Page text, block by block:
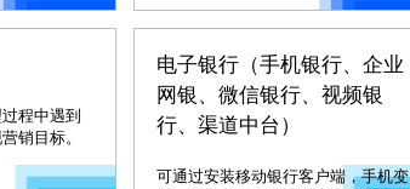
程中遇到
销目标。
电子银行（手机银行、企业
网银、微信银行、视频银
行、渠道中台）
可通过安装移动银行客户端，手机变